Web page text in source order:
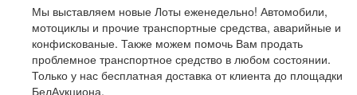
Мы выставляем новые Лоты еженедельно! Автомобили,
мотоциклы и прочие транспортные средства, аварийные и
конфискованые. Также можем помочь Вам продать
проблемное транспортное средство в любом состоянии.
Только у нас бесплатная доставка от клиента до площадки
БелАукциона.